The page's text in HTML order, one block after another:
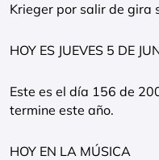
Krieger por salir de gira
HOY ES JUEVES 5 DE
Este es el día 156 de
termine este año.
HOY EN LA MÚSICA